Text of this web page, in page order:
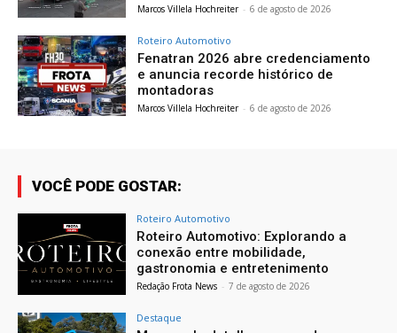
Marcos Villela Hochreiter - 6 de agosto de 2026
Roteiro Automotivo
Fenatran 2026 abre credenciamento
e anuncia recorde histórico de
montadoras
Marcos Villela Hochreiter - 6 de agosto de 2026
VOCÊ PODE GOSTAR:
Roteiro Automotivo
Roteiro Automotivo: Explorando a
conexão entre mobilidade,
gastronomia e entretenimento
Redação Frota News - 7 de agosto de 2026
Destaque